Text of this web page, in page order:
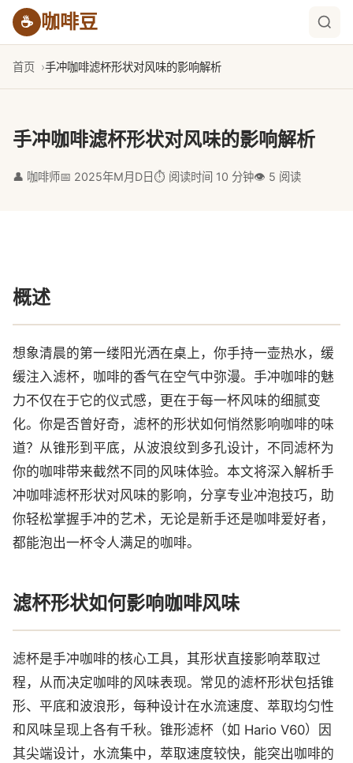
☕ 咖啡豆
首页 手冲咖啡滤杯形状对风味的影响解析
手冲咖啡滤杯形状对风味的影响解析
👤 咖啡师📅 2025年M月D日 ⏱️ 阅读时间 10 分钟👁️ 5 阅读
概述
想象清晨的第一缕阳光洒在桌上，你手持一壶热水，缓
缓注入滤杯，咖啡的香气在空气中弥漫。手冲咖啡的魅
力不仅在于它的仪式感，更在于每一杯风味的细腻变
化。你是否曾好奇，滤杯的形状如何悄然影响咖啡的味
道？从锥形到平底，从波浪纹到多孔设计，不同滤杯为
你的咖啡带来截然不同的风味体验。本文将深入解析手
冲咖啡滤杯形状对风味的影响，分享专业冲泡技巧，助
你轻松掌握手冲的艺术，无论是新手还是咖啡爱好者，
都能泡出一杯令人满足的咖啡。
滤杯形状如何影响咖啡风味
滤杯是手冲咖啡的核心工具，其形状直接影响萃取过
程，从而决定咖啡的风味表现。常见的滤杯形状包括锥
形、平底和波浪形，每种设计在水流速度、萃取均匀性
和风味呈现上各有千秋。锥形滤杯（如 Hario V60）因
其尖端设计，水流集中，萃取速度较快，能突出咖啡的